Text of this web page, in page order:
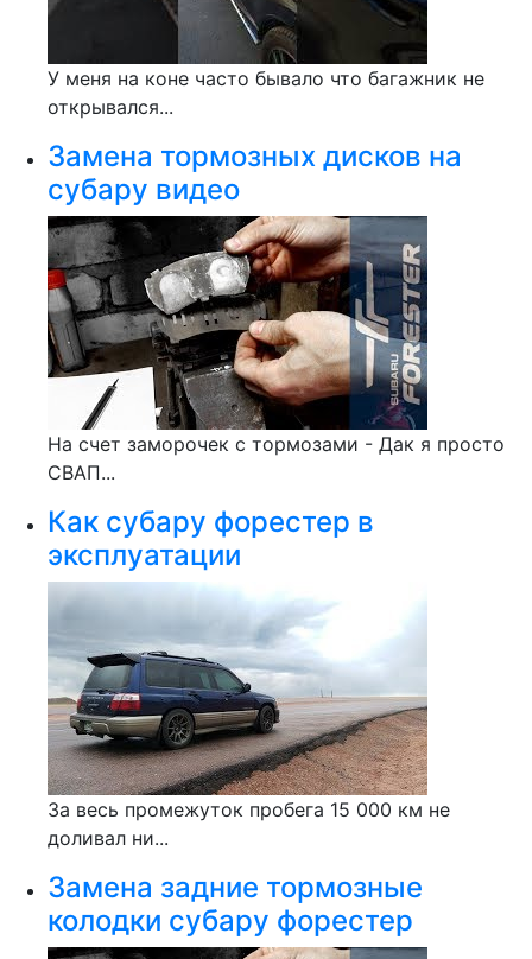
У меня на коне часто бывало что багажник не
открывался...
Замена тормозных дисков на
субару видео
На счет заморочек с тормозами - Дак я просто
СВАП...
Как субару форестер в
эксплуатации
За весь промежуток пробега 15 000 км не
доливал ни...
Замена задние тормозные
колодки субару форестер